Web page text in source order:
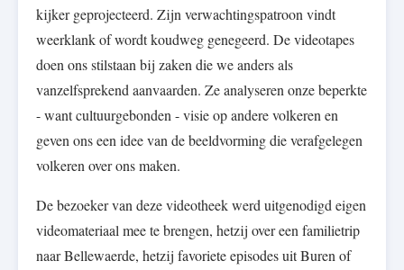
kijker geprojecteerd. Zijn verwachtingspatroon vindt
weerklank of wordt koudweg genegeerd. De videotapes
doen ons stilstaan bij zaken die we anders als
vanzelfsprekend aanvaarden. Ze analyseren onze beperkte
- want cultuurgebonden - visie op andere volkeren en
geven ons een idee van de beeldvorming die verafgelegen
volkeren over ons maken.
De bezoeker van deze videotheek werd uitgenodigd eigen
videomateriaal mee te brengen, hetzij over een familietrip
naar Bellewaerde, hetzij favoriete episodes uit Buren of